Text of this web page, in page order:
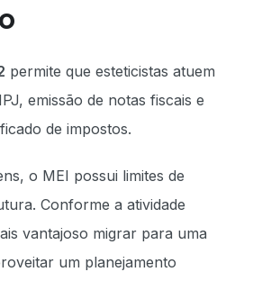
permite que esteticistas atuem
emissão de notas fiscais e
de impostos.
o MEI possui limites de
Conforme a atividade
vantajoso migrar para uma
um planejamento